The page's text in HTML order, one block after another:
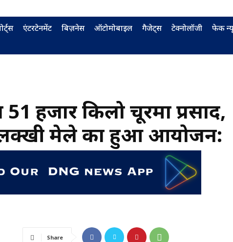
एंटरटेनमेंट बिज़नेस ऑटोमोबाइल गैजेट्स टेक्नोलॉजी फेक
51 हजार किलो चूरमा प्रसाद,
लक्खी मेले का हुआ आयोजन:
Share